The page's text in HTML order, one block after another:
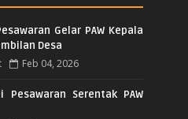
Gelar PAW Kepala
Desa
Feb 04, 2026
Pesawaran Serentak PAW